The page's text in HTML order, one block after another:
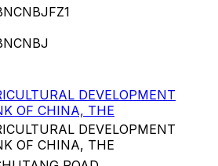
DEVELOPMENT
OF CHINA, THE
DEVELOPMENT
OF CHINA, THE